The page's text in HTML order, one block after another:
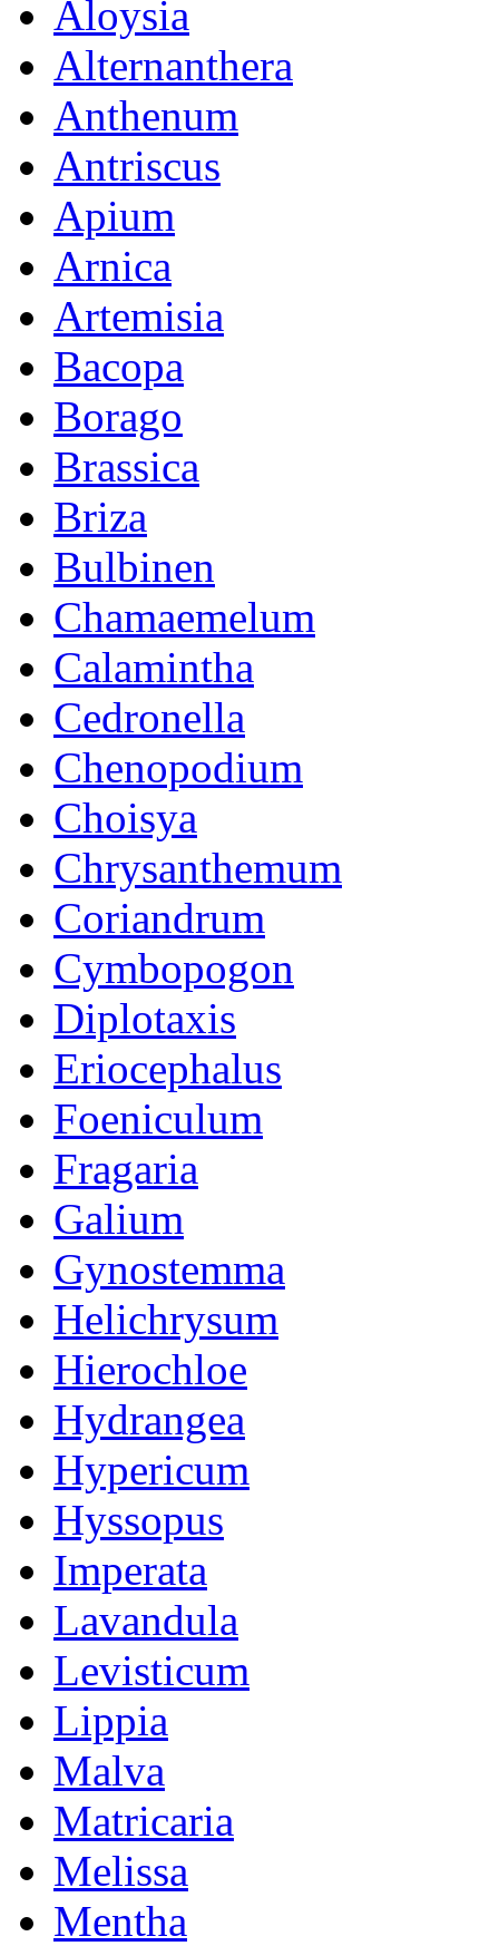
Aloysia
Alternanthera
Anthenum
Antriscus
Apium
Arnica
Artemisia
Bacopa
Borago
Brassica
Briza
Bulbinen
Chamaemelum
Calamintha
Cedronella
Chenopodium
Choisya
Chrysanthemum
Coriandrum
Cymbopogon
Diplotaxis
Eriocephalus
Foeniculum
Fragaria
Galium
Gynostemma
Helichrysum
Hierochloe
Hydrangea
Hypericum
Hyssopus
Imperata
Lavandula
Levisticum
Lippia
Malva
Matricaria
Melissa
Mentha